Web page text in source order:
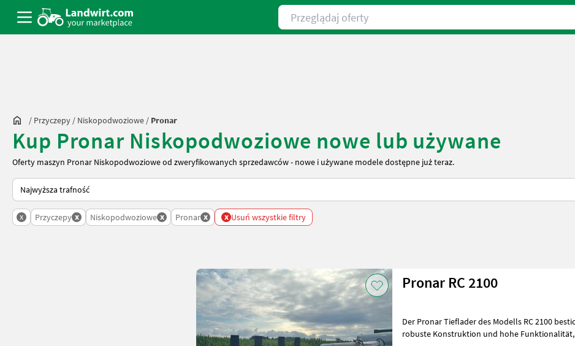
Przeglądaj oferty
/ Przyczepy / Niskopodwoziowe / Pronar
Kup Pronar Niskopodwoziowe nowe lub używane
Oferty maszyn Pronar Niskopodwoziowe od zweryfikowanych sprzedawców - nowe i używane modele dostępne już teraz.
Tak sortuje się na Landwirt.com
x Przyczepy x Niskopodwoziowe x Pronar x x Usuń wszystkie filtry
Pronar RC 2100
Der Pronar Tieflader des Modells RC 2100 besticht durch seine
robuste Konstruktion und hohe Funktionalität, ideal für den